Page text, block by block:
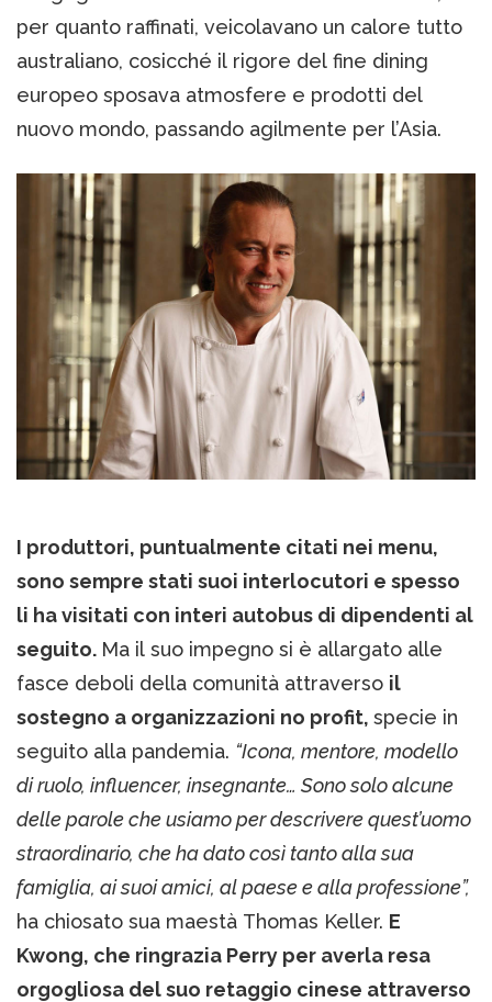
per quanto raffinati, veicolavano un calore tutto
australiano, cosicché il rigore del fine dining
europeo sposava atmosfere e prodotti del
nuovo mondo, passando agilmente per l’Asia.
I produttori, puntualmente citati nei menu,
sono sempre stati suoi interlocutori e spesso
li ha visitati con interi autobus di dipendenti al
seguito. Ma il suo impegno si è allargato alle
fasce deboli della comunità attraverso il
sostegno a organizzazioni no profit, specie in
seguito alla pandemia. “Icona, mentore, modello
di ruolo, influencer, insegnante… Sono solo alcune
delle parole che usiamo per descrivere quest’uomo
straordinario, che ha dato così tanto alla sua
famiglia, ai suoi amici, al paese e alla professione”,
ha chiosato sua maestà Thomas Keller. E
Kwong, che ringrazia Perry per averla resa
orgogliosa del suo retaggio cinese attraverso